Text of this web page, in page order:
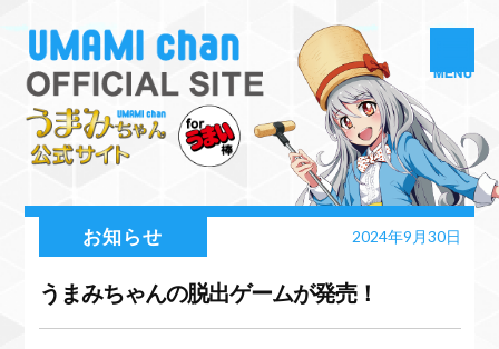
お知らせ 2024年9月30日
うまみちゃんの脱出ゲームが発売！